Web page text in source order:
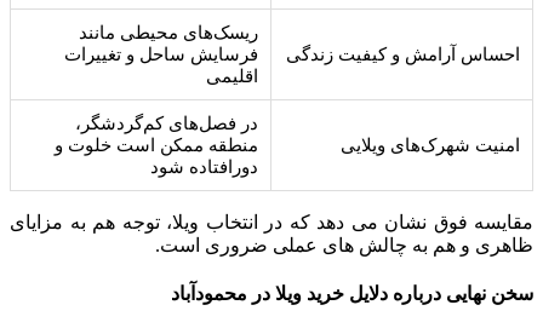
احساس آرامش و کیفیت زندگی
ریسک‌های محیطی مانند
فرسایش ساحل و تغییرات
اقلیمی
امنیت شهرک‌های ویلایی
در فصل‌های کم‌گردشگر،
منطقه ممکن است خلوت و
دورافتاده شود
مقایسه فوق نشان می دهد که در انتخاب ویلا، توجه هم به مزایای
ظاهری و هم به چالش های عملی ضروری است.
سخن نهایی درباره دلایل خرید ویلا در محمودآباد